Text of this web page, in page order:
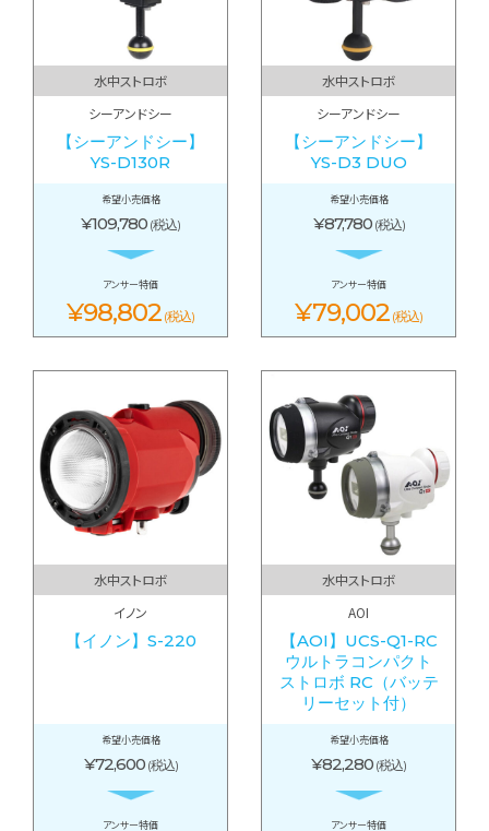
水中ストロボ
シーアンドシー
【シーアンドシー】
YS-D130R
希望小売価格
¥109,780 (税込)
アンサー特価
¥98,802 (税込)
水中ストロボ
シーアンドシー
【シーアンドシー】
YS-D3 DUO
希望小売価格
¥87,780 (税込)
アンサー特価
¥79,002 (税込)
水中ストロボ
イノン
【イノン】S-220
希望小売価格
¥72,600 (税込)
アンサー特価
水中ストロボ
AOI
【AOI】UCS-Q1-RC
ウルトラコンパクト
ストロボ RC（バッテ
リーセット付）
希望小売価格
¥82,280 (税込)
アンサー特価